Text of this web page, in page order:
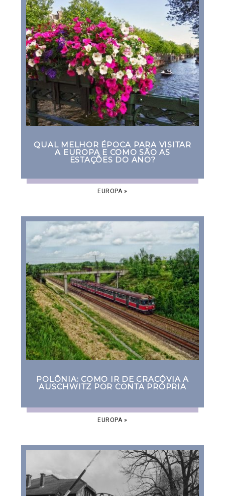
QUAL MELHOR ÉPOCA PARA VISITAR
A EUROPA E COMO SÃO AS
ESTAÇÕES DO ANO?
EUROPA»
POLÔNIA: COMO IR DE CRACÓVIA A
AUSCHWITZ POR CONTA PRÓPRIA
EUROPA»